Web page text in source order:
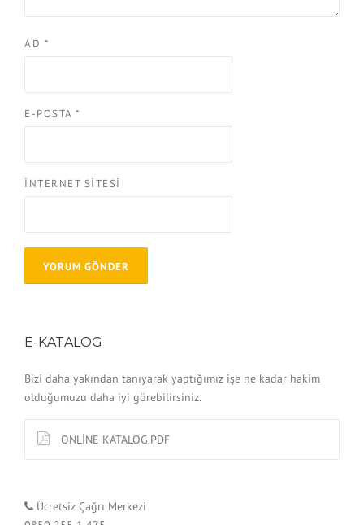
AD *
E-POSTA *
İNTERNET SITESI
E-KATALOG
Bizi daha yakından tanıyarak yaptığımız işe ne kadar hakim
olduğumuzu daha iyi görebilirsiniz.
ONLİNE KATALOG.PDF
Ücretsiz Çağrı Merkezi